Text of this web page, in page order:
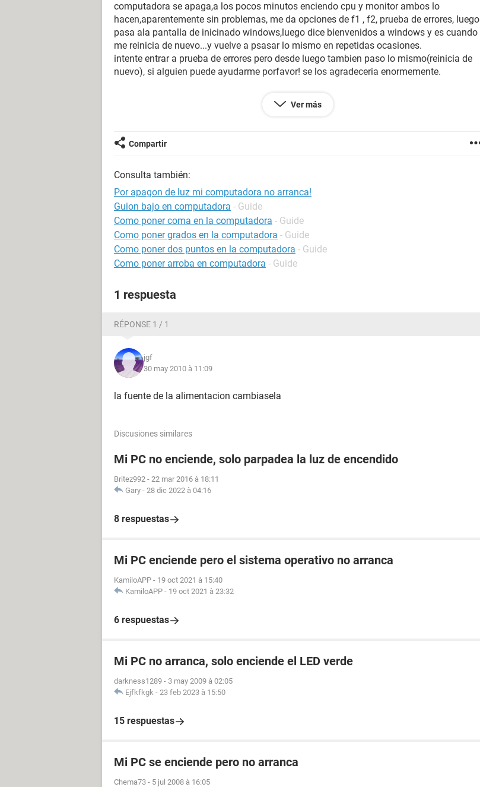
computadora se apaga,a los pocos minutos enciendo cpu y monitor ambos lo
hacen,aparentemente sin problemas, me da opciones de f1 , f2, prueba de errores, luego
pasa ala pantalla de inicinado windows,luego dice bienvenidos a windows y es cuando
me reinicia de nuevo...y vuelve a psasar lo mismo en repetidas ocasiones.
intente entrar a prueba de errores pero desde luego tambien paso lo mismo(reinicia de
nuevo), si alguien puede ayudarme porfavor! se los agradeceria enormemente.
Ver más
Compartir
Consulta también:
Por apagon de luz mi computadora no arranca!
Guion bajo en computadora - Guide
Como poner coma en la computadora - Guide
Como poner grados en la computadora - Guide
Como poner dos puntos en la computadora - Guide
Como poner arroba en computadora - Guide
1 respuesta
RÉPONSE 1 / 1
jgf
30 may 2010 à 11:09
la fuente de la alimentacion cambiasela
Discusiones similares
Mi PC no enciende, solo parpadea la luz de encendido
Britez992 - 22 mar 2016 à 18:11
Gary - 28 dic 2022 à 04:16
8 respuestas
Mi PC enciende pero el sistema operativo no arranca
KamiloAPP - 19 oct 2021 à 15:40
KamiloAPP - 19 oct 2021 à 23:32
6 respuestas
Mi PC no arranca, solo enciende el LED verde
darkness1289 - 3 may 2009 à 02:05
Ejfkfkgk - 23 feb 2023 à 15:50
15 respuestas
Mi PC se enciende pero no arranca
Chema73 - 5 jul 2008 à 16:05